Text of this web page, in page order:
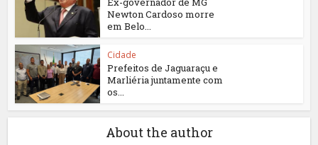
Newton Cardoso morre
em Belo...
Cidade
Prefeitos de Jaguaraçu e
Marliéria juntamente com
os...
About the author